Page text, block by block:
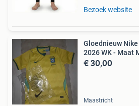
Bezoek website
Gloednieuw
2026 WK - Maat
€ 30,00
Maastricht